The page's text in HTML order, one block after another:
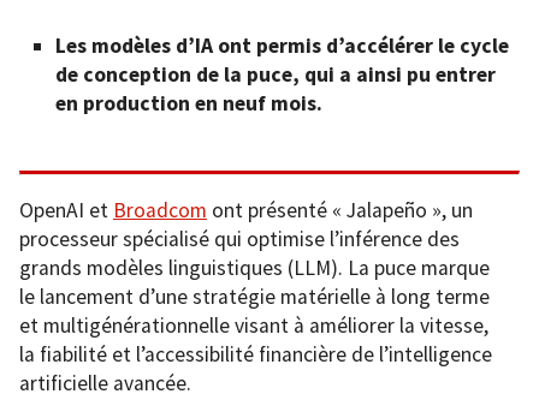
Les modèles d’IA ont permis d’accélérer le cycle
de conception de la puce, qui a ainsi pu entrer
en production en neuf mois.
OpenAI et Broadcom ont présenté « Jalapeño », un
processeur spécialisé qui optimise l’inférence des
grands modèles linguistiques (LLM). La puce marque
le lancement d’une stratégie matérielle à long terme
et multigénérationnelle visant à améliorer la vitesse,
la fiabilité et l’accessibilité financière de l’intelligence
artificielle avancée.